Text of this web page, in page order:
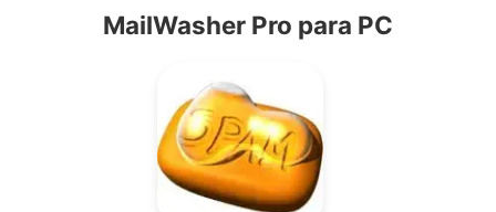
MailWasher Pro para PC